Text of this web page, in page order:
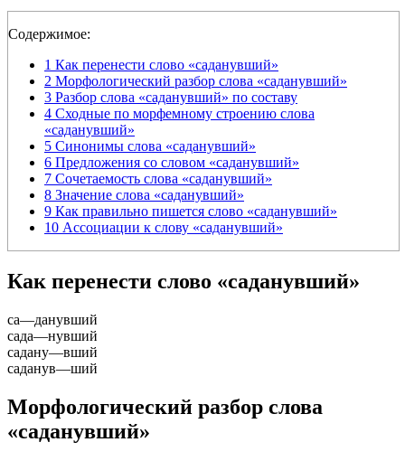
Содержимое:
1 Как перенести слово «саданувший»
2 Морфологический разбор слова «саданувший»
3 Разбор слова «саданувший» по составу
4 Сходные по морфемному строению слова
«саданувший»
5 Синонимы слова «саданувший»
6 Предложения со словом «саданувший»
7 Сочетаемость слова «саданувший»
8 Значение слова «саданувший»
9 Как правильно пишется слово «саданувший»
10 Ассоциации к слову «саданувший»
Как перенести слово «саданувший»
са—данувший
сада—нувший
садану—вший
саданув—ший
Морфологический разбор слова
«саданувший»